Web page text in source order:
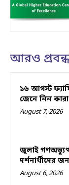
আরও প্রবন্ধ
১৬ আগস্ট
জেনে নিন
August 7, 2026
জুলাই
দর্শনার্থীদের
August 6, 2026